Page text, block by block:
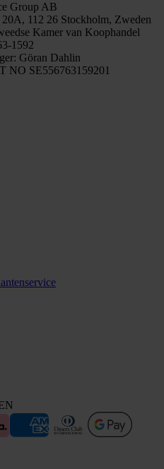
Group AB
112 26 Stockholm, Zweden
Kamer van Koophandel
1592
Göran Dahlin
NO SE556763159201